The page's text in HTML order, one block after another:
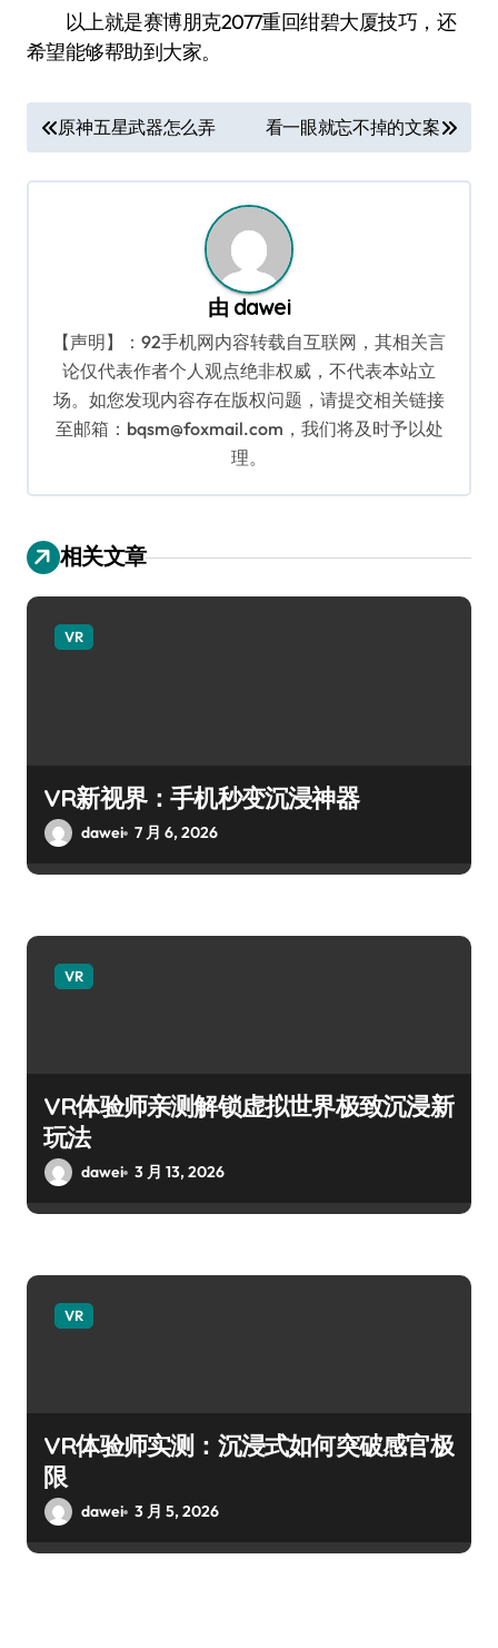
以上就是赛博朋克2077重回绀碧大厦技巧，还
希望能够帮助到大家。
文
章
导
原神五星武器怎么弄 看一眼就忘不掉的文案
由 dawei
【声明】：92手机网内容转载自互联网，其相关言
论仅代表作者个人观点绝非权威，不代表本站立
场。如您发现内容存在版权问题，请提交相关链接
至邮箱：bqsm@foxmail.com，我们将及时予以处
理。
相关文章
VR
VR新视界：手机秒变沉浸神器
dawei 7 月 6, 2026
VR
VR体验师亲测解锁虚拟世界极致沉浸新
玩法
dawei 3 月 13, 2026
VR
VR体验师实测：沉浸式如何突破感官极
限
dawei 3 月 5, 2026